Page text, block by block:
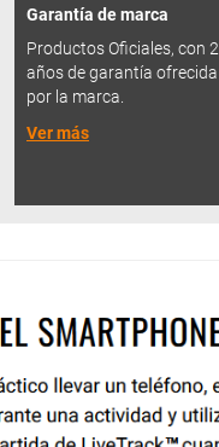
Garantía de marca
Productos Oficiales, con 2
años de garantía ofrecida
por la marca.
Ver más